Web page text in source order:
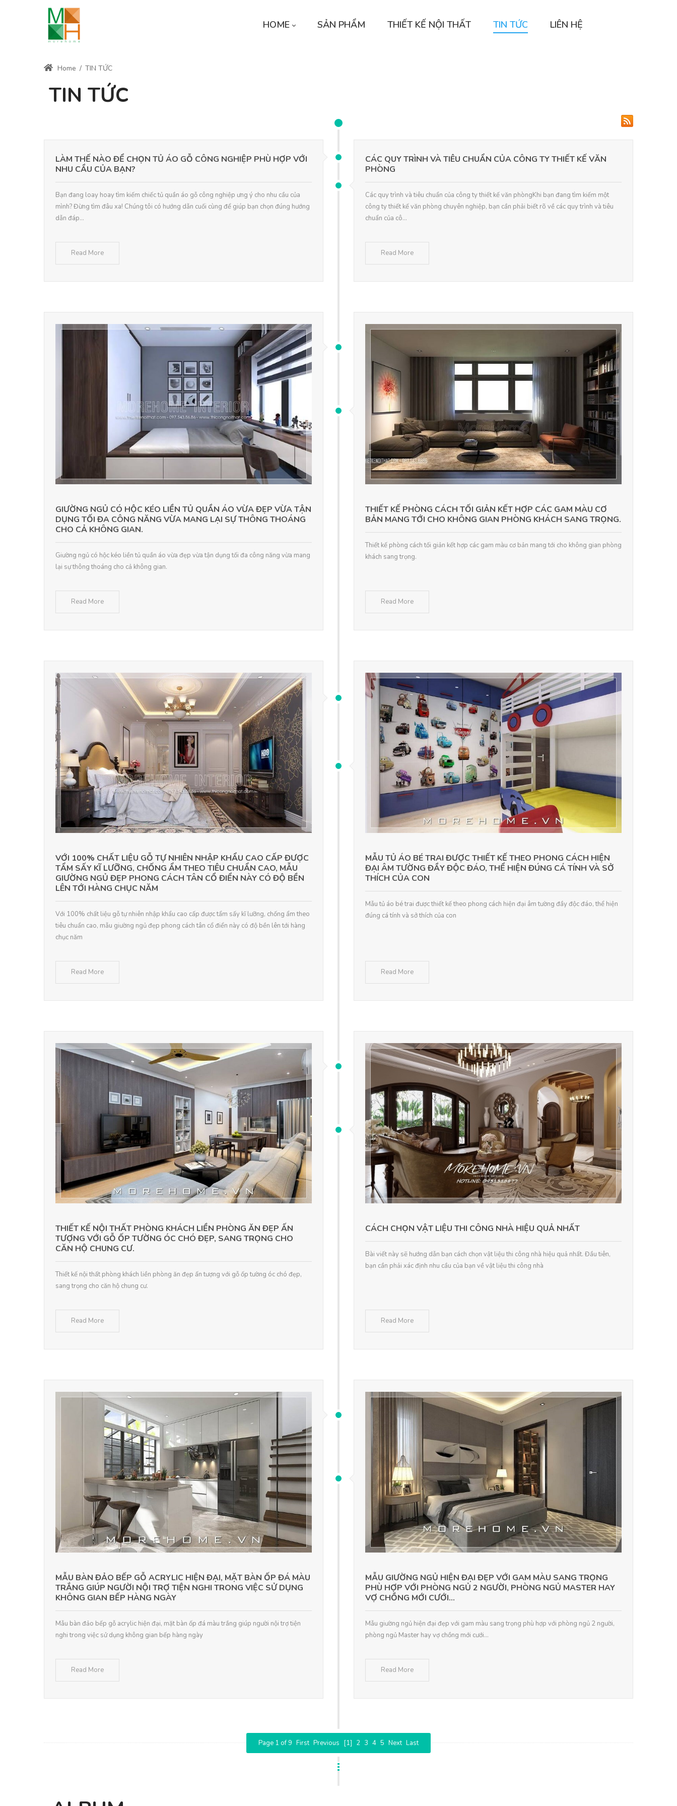
HOME SẢN PHẨM THIẾT KẾ NỘI THẤT TIN TỨC LIÊN HỆ
Home / TIN TỨC
TIN TỨC
LÀM THẾ NÀO ĐỂ CHỌN TỦ ÁO GỖ CÔNG NGHIỆP PHÙ HỢP VỚI
NHU CẦU CỦA BẠN?
Bạn đang loay hoay tìm kiếm chiếc tủ quần áo gỗ công nghiệp ưng ý cho nhu cầu của
mình? Đừng tìm đâu xa! Chúng tôi có hướng dẫn cuối cùng để giúp bạn chọn đúng hướng
dẫn đáp...
Read More
CÁC QUY TRÌNH VÀ TIÊU CHUẨN CỦA CÔNG TY THIẾT KẾ VĂN
PHÒNG
Các quy trình và tiêu chuẩn của công ty thiết kế văn phòngKhi bạn đang tìm kiếm một
công ty thiết kế văn phòng chuyên nghiệp, bạn cần phải biết rõ về các quy trình và tiêu
chuẩn của cô...
Read More
GIƯỜNG NGỦ CÓ HỘC KÉO LIỀN TỦ QUẦN ÁO VỪA ĐẸP VỪA TẬN
DỤNG TỐI ĐA CÔNG NĂNG VỪA MANG LẠI SỰ THÔNG THOÁNG
CHO CẢ KHÔNG GIAN.
Giường ngủ có hộc kéo liền tủ quần áo vừa đẹp vừa tận dụng tối đa công năng vừa mang
lại sự thông thoáng cho cả không gian.
Read More
THIẾT KẾ PHÒNG CÁCH TỐI GIẢN KẾT HỢP CÁC GAM MÀU CƠ
BẢN MANG TỚI CHO KHÔNG GIAN PHÒNG KHÁCH SANG TRỌNG.
Thiết kế phòng cách tối giản kết hợp các gam màu cơ bản mang tới cho không gian phòng
khách sang trọng.
Read More
VỚI 100% CHẤT LIỆU GỖ TỰ NHIÊN NHẬP KHẨU CAO CẤP ĐƯỢC
TẨM SẤY KĨ LƯỠNG, CHỐNG ẨM THEO TIÊU CHUẨN CAO, MẪU
GIƯỜNG NGỦ ĐẸP PHONG CÁCH TÂN CỔ ĐIỂN NÀY CÓ ĐỘ BỀN
LÊN TỚI HÀNG CHỤC NĂM
Với 100% chất liệu gỗ tự nhiên nhập khẩu cao cấp được tẩm sấy kĩ lưỡng, chống ẩm theo
tiêu chuẩn cao, mẫu giường ngủ đẹp phong cách tân cổ điển này có độ bền lên tới hàng
chục năm
Read More
MẪU TỦ ÁO BÉ TRAI ĐƯỢC THIẾT KẾ THEO PHONG CÁCH HIỆN
ĐẠI ÂM TƯỜNG ĐẦY ĐỘC ĐÁO, THỂ HIỆN ĐÚNG CÁ TÍNH VÀ SỞ
THÍCH CỦA CON
Mẫu tủ áo bé trai được thiết kế theo phong cách hiện đại âm tường đầy độc đáo, thể hiện
đúng cá tính và sở thích của con
Read More
THIẾT KẾ NỘI THẤT PHÒNG KHÁCH LIỀN PHÒNG ĂN ĐẸP ẤN
TƯỢNG VỚI GỖ ỐP TƯỜNG ÓC CHÓ ĐẸP, SANG TRỌNG CHO
CĂN HỘ CHUNG CƯ.
Thiết kế nội thất phòng khách liền phòng ăn đẹp ấn tượng với gỗ ốp tường óc chó đẹp,
sang trọng cho căn hộ chung cư.
Read More
CÁCH CHỌN VẬT LIỆU THI CÔNG NHÀ HIỆU QUẢ NHẤT
Bài viết này sẽ hướng dẫn bạn cách chọn vật liệu thi công nhà hiệu quả nhất. Đầu tiên,
bạn cần phải xác định nhu cầu của bạn về vật liệu thi công nhà
Read More
MẪU BÀN ĐẢO BẾP GỖ ACRYLIC HIỆN ĐẠI, MẶT BÀN ỐP ĐÁ MÀU
TRẮNG GIÚP NGƯỜI NỘI TRỢ TIỆN NGHI TRONG VIỆC SỬ DỤNG
KHÔNG GIAN BẾP HÀNG NGÀY
Mẫu bàn đảo bếp gỗ acrylic hiện đại, mặt bàn ốp đá màu trắng giúp người nội trợ tiện
nghi trong việc sử dụng không gian bếp hàng ngày
Read More
MẪU GIƯỜNG NGỦ HIỆN ĐẠI ĐẸP VỚI GAM MÀU SANG TRỌNG
PHÙ HỢP VỚI PHÒNG NGỦ 2 NGƯỜI, PHÒNG NGỦ MASTER HAY
VỢ CHỒNG MỚI CƯỚI...
Mẫu giường ngủ hiện đại đẹp với gam màu sang trọng phù hợp với phòng ngủ 2 người,
phòng ngủ Master hay vợ chồng mới cưới...
Read More
Page 1 of 9 First Previous [1] 2 3 4 5 Next Last